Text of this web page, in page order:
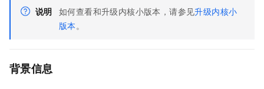
说明 如何查看和升级内核小版本，请参见升级内核小
版本。
背景信息